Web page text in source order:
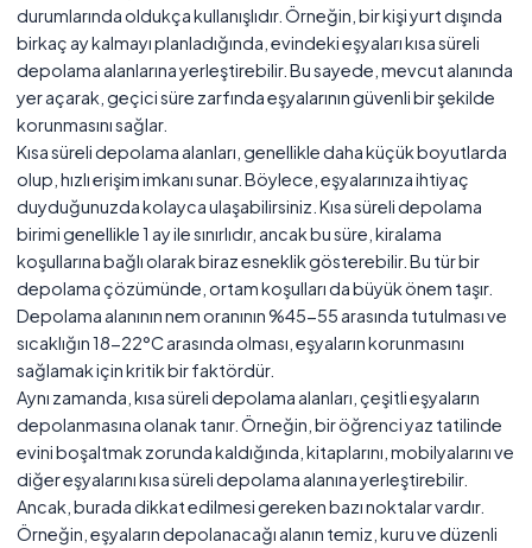
durumlarında oldukça kullanışlıdır. Örneğin, bir kişi yurt dışında
birkaç ay kalmayı planladığında, evindeki eşyaları kısa süreli
depolama alanlarına yerleştirebilir. Bu sayede, mevcut alanında
yer açarak, geçici süre zarfında eşyalarının güvenli bir şekilde
korunmasını sağlar.
Kısa süreli depolama alanları, genellikle daha küçük boyutlarda
olup, hızlı erişim imkanı sunar. Böylece, eşyalarınıza ihtiyaç
duyduğunuzda kolayca ulaşabilirsiniz. Kısa süreli depolama
birimi genellikle 1 ay ile sınırlıdır, ancak bu süre, kiralama
koşullarına bağlı olarak biraz esneklik gösterebilir. Bu tür bir
depolama çözümünde, ortam koşulları da büyük önem taşır.
Depolama alanının nem oranının %45-55 arasında tutulması ve
sıcaklığın 18-22°C arasında olması, eşyaların korunmasını
sağlamak için kritik bir faktördür.
Aynı zamanda, kısa süreli depolama alanları, çeşitli eşyaların
depolanmasına olanak tanır. Örneğin, bir öğrenci yaz tatilinde
evini boşaltmak zorunda kaldığında, kitaplarını, mobilyalarını ve
diğer eşyalarını kısa süreli depolama alanına yerleştirebilir.
Ancak, burada dikkat edilmesi gereken bazı noktalar vardır.
Örneğin, eşyaların depolanacağı alanın temiz, kuru ve düzenli